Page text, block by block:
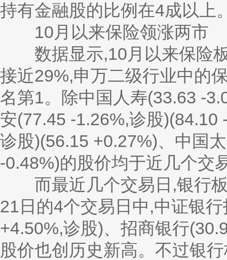
持有金融股的比例在4成以上
10月以来保险领涨两市
数据显示,10月以来保险板
接近29%,申万二级行业中的
名第1。除中国人寿(33.63 -
安(77.45 -1.26%,诊股)(84.10
诊股)(56.15 +0.27%)、中国
-0.48%)的股价均于近几个交
而最近几个交易日,银行板
21日的4个交易日中,中证银
+4.50%,诊股)、招商银行
股价也创历史新高。不过银